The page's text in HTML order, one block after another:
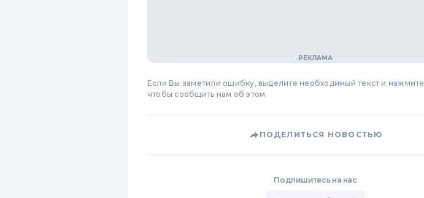
Если Вы заметили ошибку, выделите необходимый текст и нажмите
чтобы сообщить нам об этом.
ПОДЕЛИТЬСЯ НОВОСТЬЮ
Подпишитесь на нас